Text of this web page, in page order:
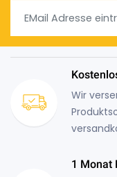
Wir
1 Monat